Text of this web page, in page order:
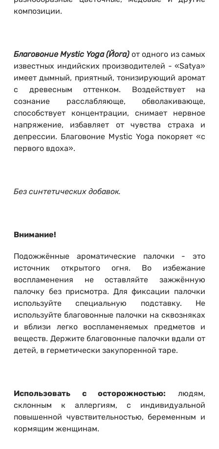
композиции.
Благовоние Mystic Yoga (Йога)от одного из самых
известных индийских производителей - «Satya»
имеет дымный, приятный, тонизирующий аромат
с древесным оттенком. Воздействует на
сознание расслабляюще, обволакивающе,
способствует концентрации, снимает нервное
напряжение, избавляет от чувства страха и
депрессии. Благовоние Mystic Yoga покоряет «с
первого вдоха».
Без синтетических добавок.
Внимание!
Подожжённые ароматические палочки - это
источник открытого огня. Во избежание
воспламенения не оставляйте зажжённую
палочку без присмотра. Для фиксации палочки
используйте специальную подставку. Не
используйте благовонные палочки на сквозняках
и вблизи легко воспламеняемых предметов и
веществ. Держите благовонные палочки вдали от
детей, в герметически закупоренной таре.
Использовать с осторожностью: людям,
склонным к аллергиям, с индивидуальной
повышенной чувствительностью, беременным и
кормящим женщинам.